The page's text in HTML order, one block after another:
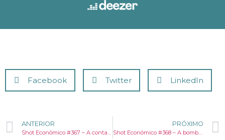
Facebook Twitter LinkedIn
ANTERIOR
Shot Econômico #367 – A conta do shutdown: o custo real da paralisia política
PRÓXIMO
Shot Econômico #368 – A bomba-relógio da previdência